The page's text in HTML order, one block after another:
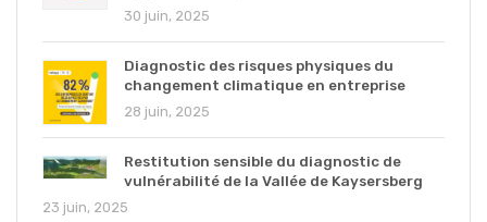
30 juin, 2025
Diagnostic des risques physiques du
changement climatique en entreprise
28 juin, 2025
Restitution sensible du diagnostic de
vulnérabilité de la Vallée de Kaysersberg
23 juin, 2025